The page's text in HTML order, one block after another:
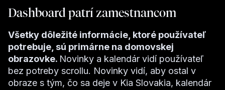
Dashboard patrí zamestnancom
Všetky dôležité informácie, ktoré používateľ
potrebuje, sú primárne na domovskej
obrazovke. Novinky a kalendár vidí používateľ
bez potreby scrollu. Novinky vidí, aby ostal v
obraze s tým, čo sa deje v Kia Slovakia, kalendár